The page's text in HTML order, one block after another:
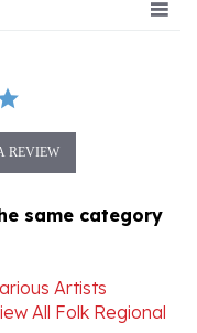
All Folk Regional